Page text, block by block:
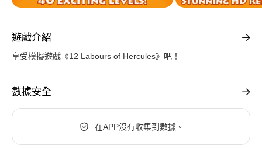
遊戲介紹
享受模擬遊戲《12 Labours of Hercules》吧！
數據安全
在APP沒有收集到數據。